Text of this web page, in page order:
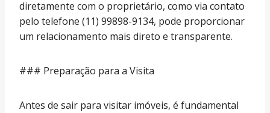
diretamente com o proprietário, como via contato
pelo telefone (11) 99898-9134, pode proporcionar
um relacionamento mais direto e transparente.
### Preparação para a Visita
Antes de sair para visitar imóveis, é fundamental